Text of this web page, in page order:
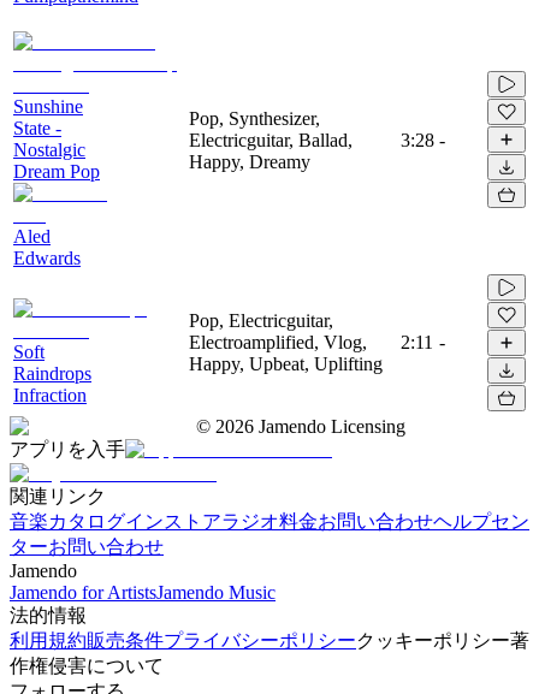
Sunshine
State -
Nostalgic
Dream Pop
Aled
Edwards
Pop, Synthesizer,
Electricguitar, Ballad,
Happy, Dreamy
3:28 -
Soft
Raindrops
Infraction
Pop, Electricguitar,
Electroamplified, Vlog,
Happy, Upbeat, Uplifting
2:11 -
© 2026 Jamendo Licensing
アプリを入手
関連リンク
音楽カタログインストアラジオ料金お問い合わせヘルプセン
ターお問い合わせ
Jamendo
Jamendo for ArtistsJamendo Music
法的情報
利用規約販売条件プライバシーポリシークッキーポリシー著
作権侵害について